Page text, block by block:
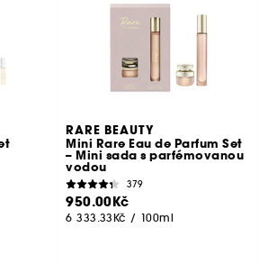
RARE BEAUTY
Mini Rare Eau de Parfum Set
– Mini sada s parfémovanou
vodou
379
950.00Kč
6 333.33Kč / 100ml